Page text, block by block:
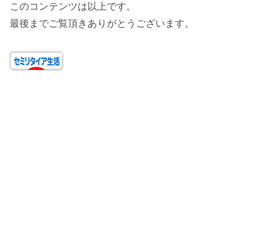
このコンテンツは以上です。
最後までご覧頂きありがとうございます。